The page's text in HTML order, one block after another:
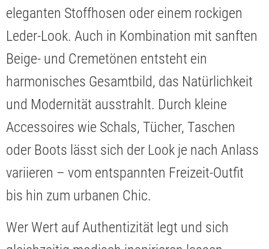
eleganten Stoffhosen oder einem rockigen
Leder-Look. Auch in Kombination mit sanften
Beige- und Cremetönen entsteht ein
harmonisches Gesamtbild, das Natürlichkeit
und Modernität ausstrahlt. Durch kleine
Accessoires wie Schals, Tücher, Taschen
oder Boots lässt sich der Look je nach Anlass
variieren – vom entspannten Freizeit-Outfit
bis hin zum urbanen Chic.
Wer Wert auf Authentizität legt und sich